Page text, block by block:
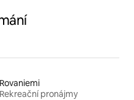
Rovaniemi
Rekreační pronájmy